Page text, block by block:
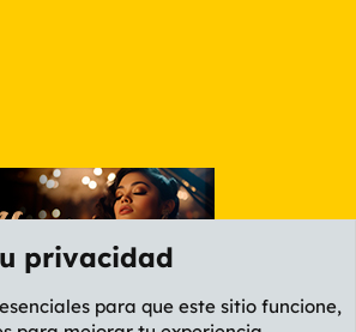
privacidad
esenciales para que este sitio funcione,